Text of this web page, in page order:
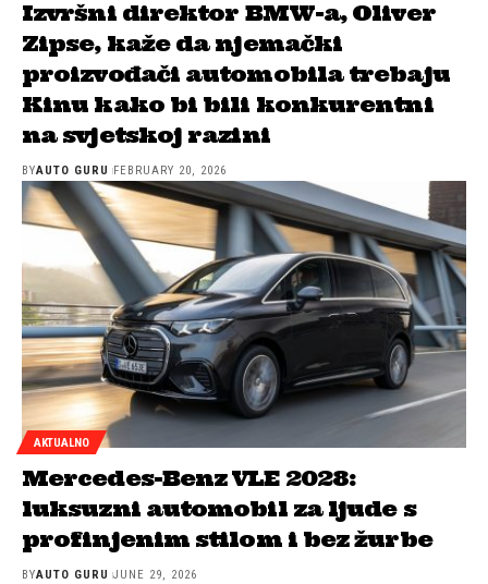
Izvršni direktor BMW-a, Oliver
Zipse, kaže da njemački
proizvođači automobila trebaju
Kinu kako bi bili konkurentni
na svjetskoj razini
BYAUTO GURU FEBRUARY 20, 2026
AKTUALNO
Mercedes-Benz VLE 2028:
luksuzni automobil za ljude s
profinjenim stilom i bez žurbe
BYAUTO GURU JUNE 29, 2026